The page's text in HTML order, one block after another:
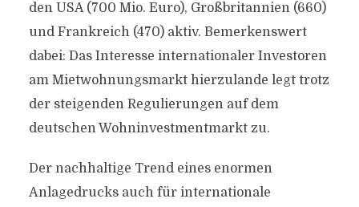
den USA (700 Mio. Euro), Großbritannien (660)
und Frankreich (470) aktiv. Bemerkenswert
dabei: Das Interesse internationaler Investoren
am Mietwohnungsmarkt hierzulande legt trotz
der steigenden Regulierungen auf dem
deutschen Wohninvestmentmarkt zu.
Der nachhaltige Trend eines enormen
Anlagedrucks auch für internationale